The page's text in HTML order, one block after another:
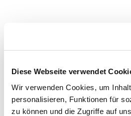
Diese Webseite verwendet
Wir verwenden Cookies, um
personalisieren, Funktionen für
zu können und die Zugriffe auf